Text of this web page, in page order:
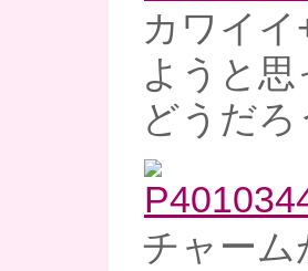
カワイ
ようと
どうだ
チャーム